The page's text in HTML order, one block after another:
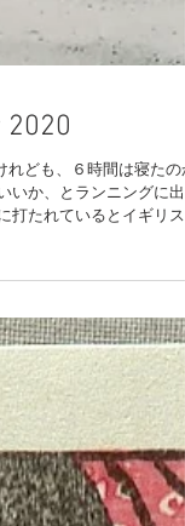
2020
れども、６時間は寝たの
いか、とランニングに出
打たれているとイギリス
ているときに一番ほっと
二、三週間ぐらいはイギ
方...